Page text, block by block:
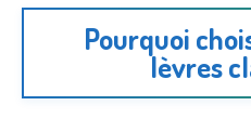
Pourquoi
lèvres